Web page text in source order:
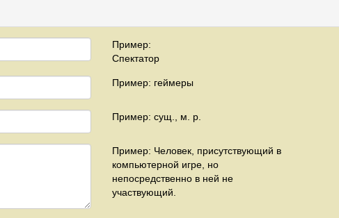
Пример:
Спектатор
Пример: геймеры
Пример: сущ., м. р.
Пример: Человек, присутствующий в
компьютерной игре, но
непосредственно в ней не
участвующий.